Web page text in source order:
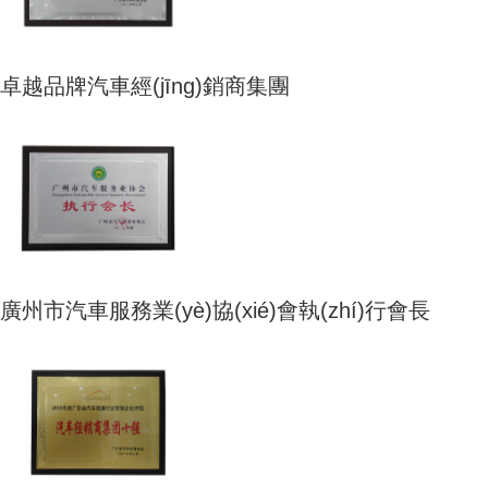
卓越品牌汽車經(jīng)銷商集團
廣州市汽車服務業(yè)協(xié)會執(zhí)行會長